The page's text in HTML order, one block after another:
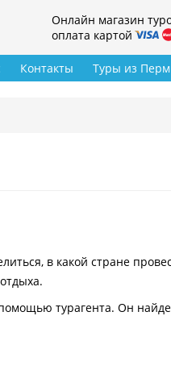
Онлайн магазин
оплата картой
Туры из
Контакты
в какой стране
турагента. Он